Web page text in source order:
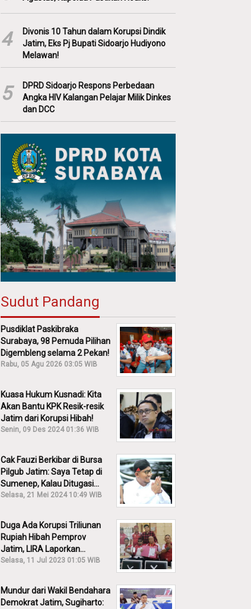
4
Divonis 10 Tahun dalam Korupsi Dindik
Jatim, Eks Pj Bupati Sidoarjo Hudiyono
Melawan!
5
DPRD Sidoarjo Respons Perbedaan
Angka HIV Kalangan Pelajar Milik Dinkes
dan DCC
Sudut Pandang
Pusdiklat Paskibraka
Surabaya, 98 Pemuda Pilihan
Digembleng selama 2 Pekan!
Rabu, 05 Agu 2026 03:05 WIB
Kuasa Hukum Kusnadi: Kita
Akan Bantu KPK Resik-resik
Jatim dari Korupsi Hibah!
Senin, 09 Des 2024 01:36 WIB
Cak Fauzi Berkibar di Bursa
Pilgub Jatim: Saya Tetap di
Sumenep, Kalau Ditugasi
Partai Lain Cerita!
Selasa, 21 Mei 2024 10:49 WIB
Duga Ada Korupsi Triliunan
Rupiah Hibah Pemprov
Jatim, LIRA Laporkan
Khofifah ke KPK: Dia Harus
Selasa, 11 Jul 2023 01:05 WIB
Mundur dari Wakil Bendahara
Demokrat Jatim, Sugiharto: